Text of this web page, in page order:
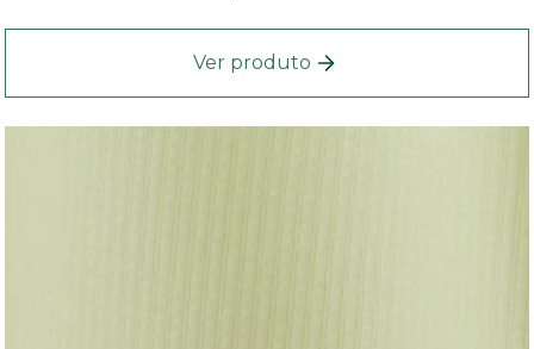
Ver produto